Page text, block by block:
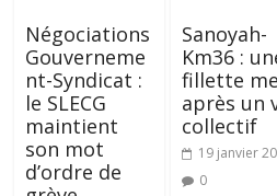
Négociations
Gouverneme
nt-Syndicat :
le SLECG
maintient
son mot
d’ordre de
Sanoyah-
Km36 :
fillette
après un
collectif
19 janvier
0